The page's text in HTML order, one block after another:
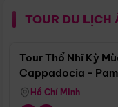
TOUR DU
Tour Thổ Nhĩ Kỳ
Cappadocia -
Hồ Chí Minh